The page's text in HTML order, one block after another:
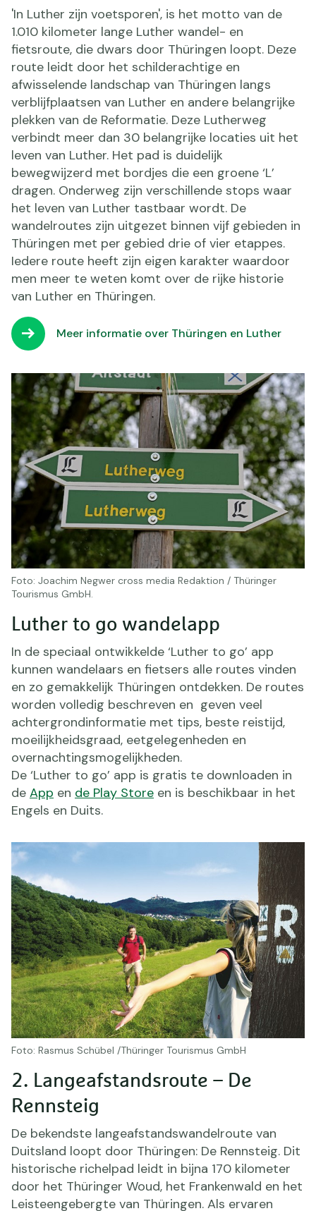
'In Luther zijn voetsporen', is het motto van de
1.010 kilometer lange Luther wandel- en
fietsroute, die dwars door Thüringen loopt. Deze
route leidt door het schilderachtige en
afwisselende landschap van Thüringen langs
verblijfplaatsen van Luther en andere belangrijke
plekken van de Reformatie. Deze Lutherweg
verbindt meer dan 30 belangrijke locaties uit het
leven van Luther. Het pad is duidelijk
bewegwijzerd met bordjes die een groene ‘L’
dragen. Onderweg zijn verschillende stops waar
het leven van Luther tastbaar wordt. De
wandelroutes zijn uitgezet binnen vijf gebieden in
Thüringen met per gebied drie of vier etappes.
Iedere route heeft zijn eigen karakter waardoor
men meer te weten komt over de rijke historie
van Luther en Thüringen.
Meer informatie over Thüringen en Luther
Luther to go wandelapp
In de speciaal ontwikkelde ‘Luther to go’ app
kunnen wandelaars en fietsers alle routes vinden
en zo gemakkelijk Thüringen ontdekken. De routes
worden volledig beschreven en geven veel
achtergrondinformatie met tips, beste reistijd,
moeilijkheidsgraad, eetgelegenheden en
overnachtingsmogelijkheden.
De ‘Luther to go’ app is gratis te downloaden in
de App en de Play Store en is beschikbaar in het
Engels en Duits.
Foto: Joachim Negwer cross media Redaktion / Thüringer
Tourismus GmbH.
Foto: Rasmus Schübel /Thüringer Tourismus GmbH
2. Langeafstandsroute – De
Rennsteig
De bekendste langeafstandswandelroute van
Duitsland loopt door Thüringen: De Rennsteig. Dit
historische richelpad leidt in bijna 170 kilometer
door het Thüringer Woud, het Frankenwald en het
Leisteengebergte van Thüringen. Als ervaren